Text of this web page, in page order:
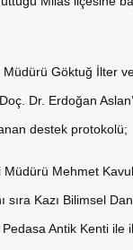
Göktuğ İlter
Doç. Dr. Erdoğan
destek protokolü;
Müdürü Mehmet
sıra Kazı Bilimsel
Pedasa Antik Kenti ile